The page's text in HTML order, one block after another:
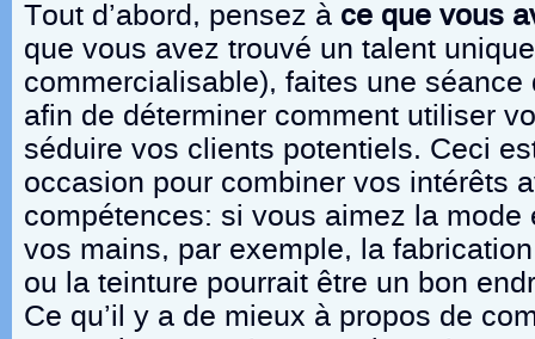
Tout d’abord, pensez à ce que vous
que vous avez trouvé un talent
commercialisable), faites une séance
afin de déterminer comment utiliser
séduire vos clients potentiels. Ceci
occasion pour combiner vos intérêts
compétences: si vous aimez la mode
vos mains, par exemple, la
ou la teinture pourrait être un bon
Ce qu’il y a de mieux à propos de